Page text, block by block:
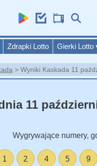
Zdrapki Lotto Gierki Lotto
Wyniki Kaskada 11
11
Wygrywające numery,
1 2 4 5 9